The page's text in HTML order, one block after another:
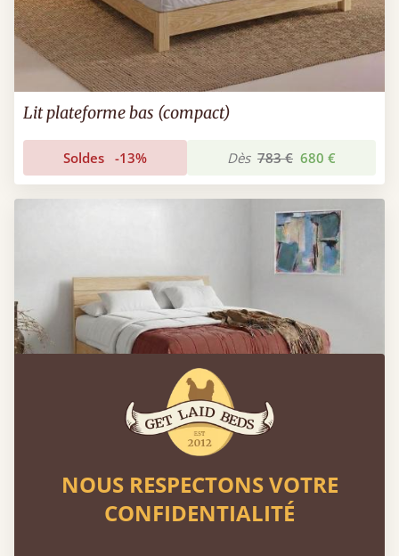
Lit plateforme bas (compact)
Soldes -13% Dès 783 € 680 €
Lit Chelsea
NOUS RESPECTONS VOTRE
CONFIDENTIALITÉ